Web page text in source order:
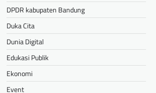
DPDR kabupaten Bandung
Duka Cita
Dunia Digital
Edukasi Publik
Ekonomi
Event